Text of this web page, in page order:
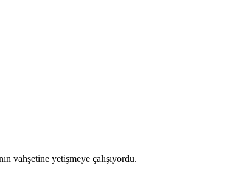
vahşetine yetişmeye çalışıyordu.